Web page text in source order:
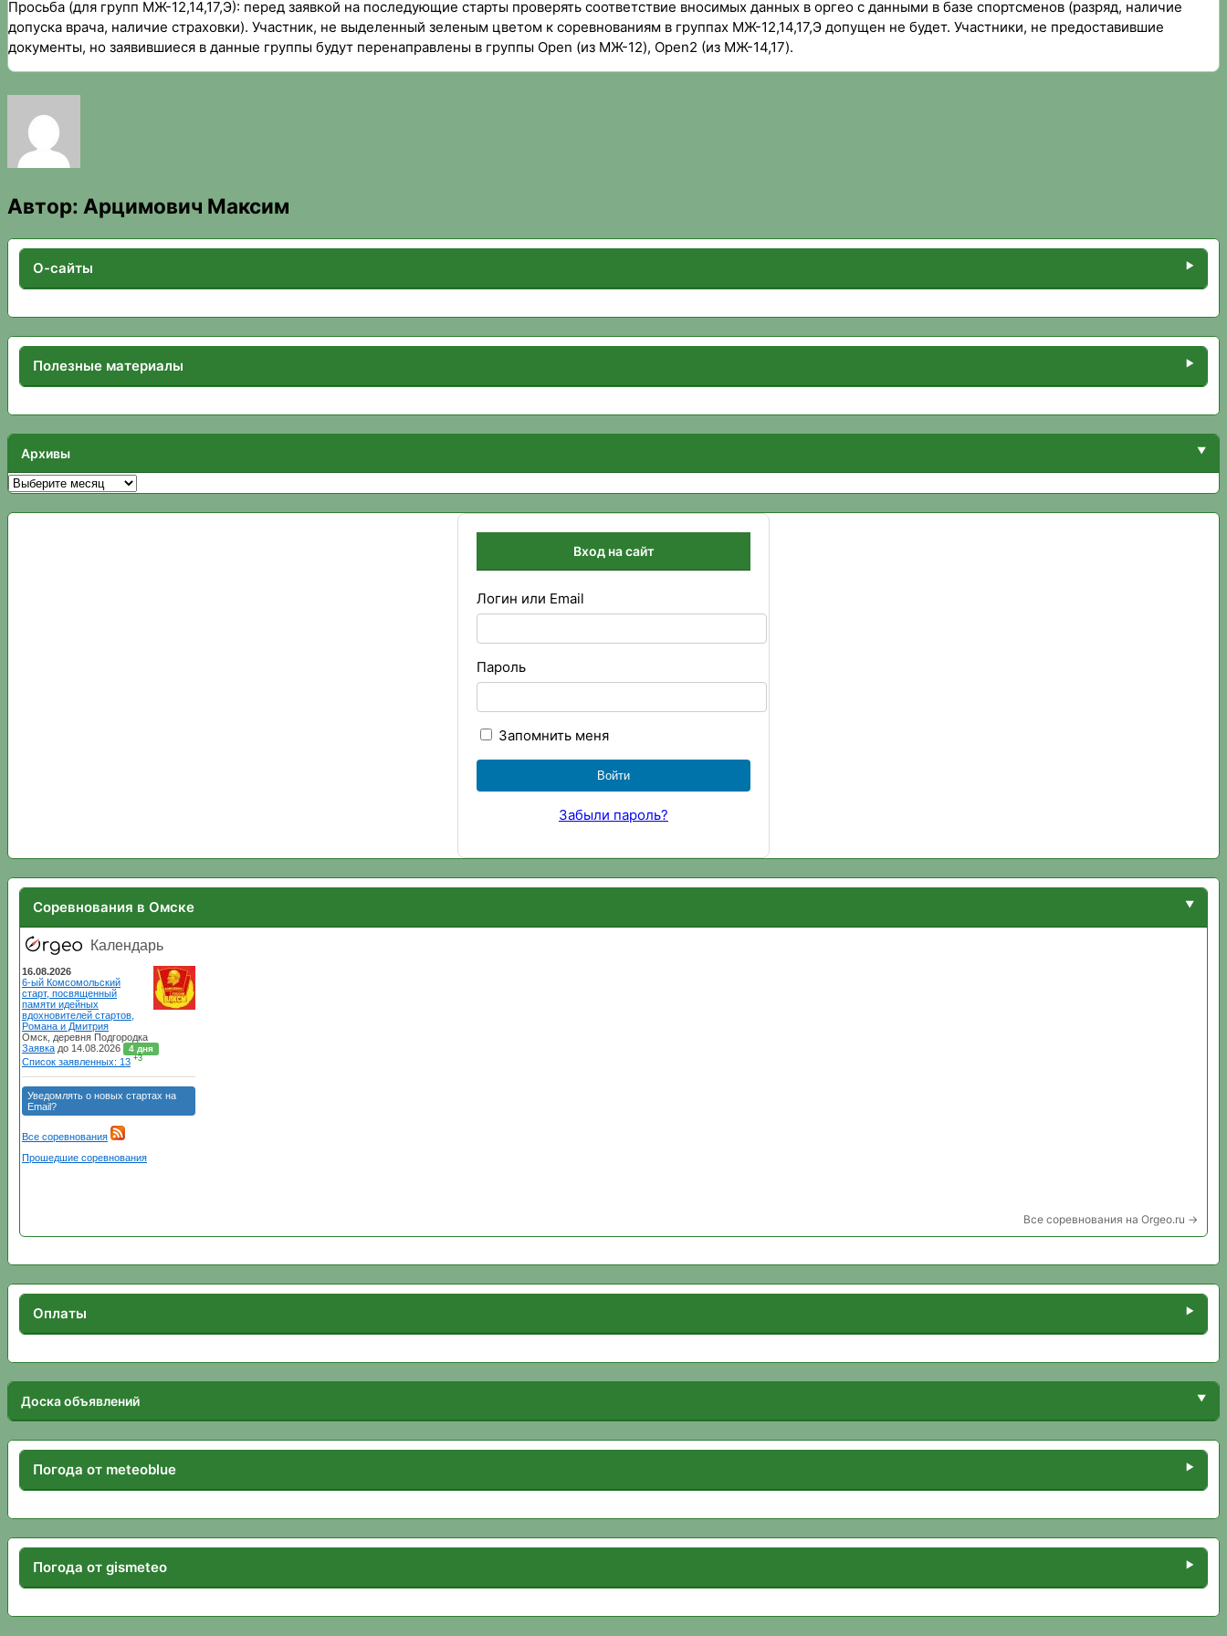
Просьба (для групп МЖ-12,14,17,Э): перед заявкой на последующие старты проверять соответствие вносимых данных в оргео с данными в базе спортсменов (разряд, наличие
допуска врача, наличие страховки). Участник, не выделенный зеленым цветом к соревнованиям в группах МЖ-12,14,17,Э допущен не будет. Участники, не предоставившие
документы, но заявившиеся в данные группы будут перенаправлены в группы Open (из МЖ-12), Open2 (из МЖ-14,17).
Автор: Арцимович Максим
О-сайты
Полезные материалы
Архивы
Архивы
Вход на сайт
Логин или Email
Пароль
Запомнить меня
Забыли пароль?
Соревнования в Омске
Все соревнования на Orgeo.ru →
Оплаты
Доска объявлений
Погода от meteoblue
Погода от gismeteo